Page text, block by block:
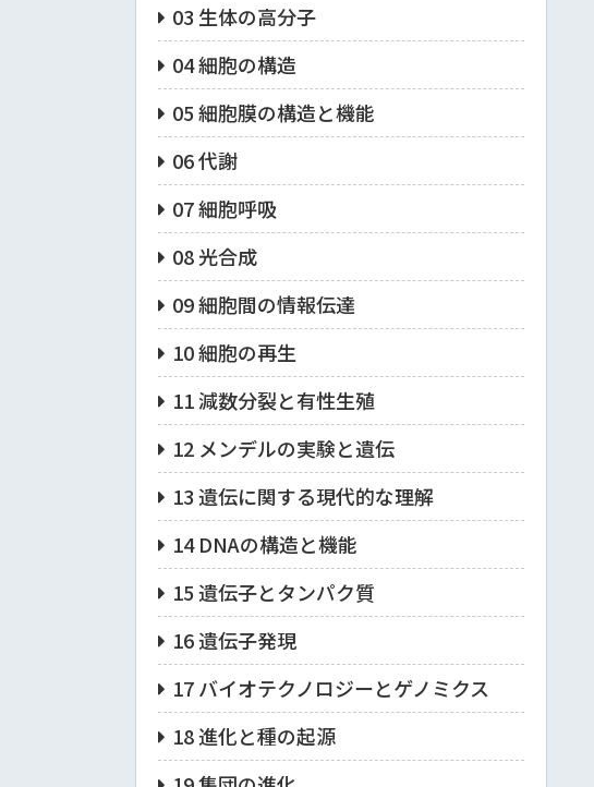
03 生体の高分子
04 細胞の構造
05 細胞膜の構造と機能
06 代謝
07 細胞呼吸
08 光合成
09 細胞間の情報伝達
10 細胞の再生
11 減数分裂と有性生殖
12 メンデルの実験と遺伝
13 遺伝に関する現代的な理解
14 DNAの構造と機能
15 遺伝子とタンパク質
16 遺伝子発現
17 バイオテクノロジーとゲノミクス
18 進化と種の起源